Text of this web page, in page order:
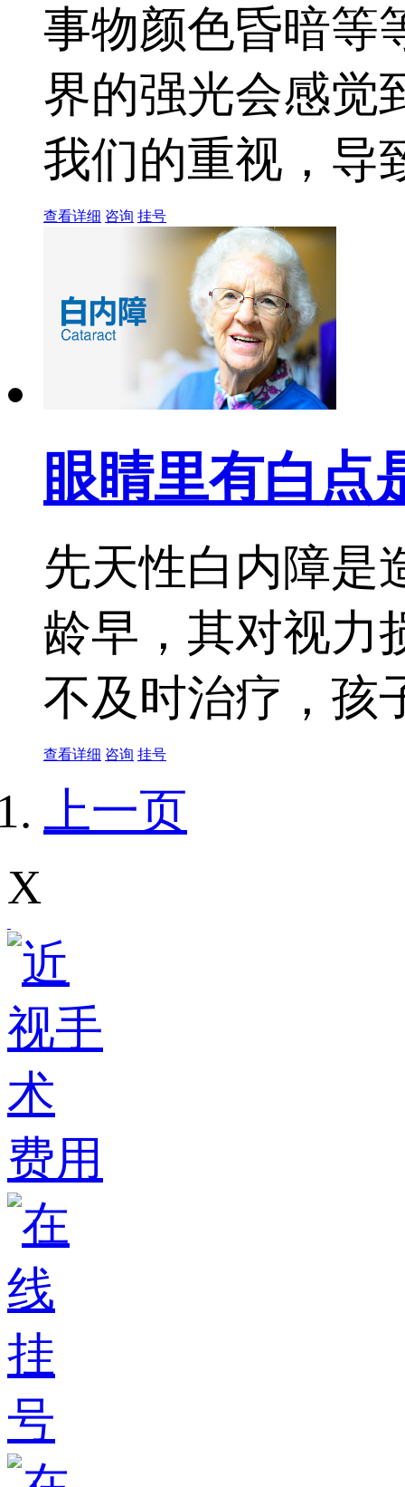
事物颜色昏暗等
界的强光会感觉
我们的重视，导
查看详细 咨询 挂号
眼睛里有白点
先天性白内障是
龄早，其对视力
不及时治疗，孩
查看详细 咨询 挂号
上一页
X